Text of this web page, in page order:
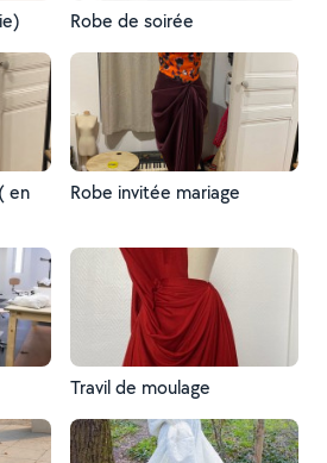
Robe de soirée
en
Robe invitée mariage
Travil de moulage